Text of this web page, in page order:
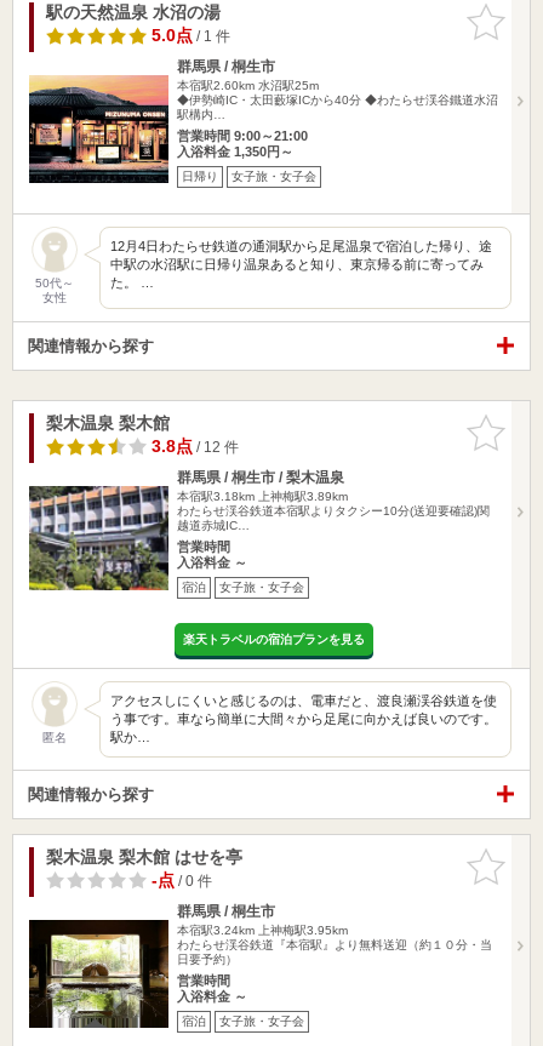
お気に入
りに追加
駅の天然温泉 水沼の湯
5.0点/ 1 件
群馬県 / 桐生市
本宿駅2.60km 水沼駅25m
◆伊勢崎IC・太田藪塚ICから40分 ◆わたらせ渓谷鐵道水沼
駅構内…
営業時間 9:00～21:00
入浴料金 1,350円～
日帰り 女子旅・女子会
50代～
女性
12月4日わたらせ鉄道の通洞駅から足尾温泉で宿泊した帰り、途
中駅の水沼駅に日帰り温泉あると知り、東京帰る前に寄ってみ
た。 …
関連情報から探す
お気に入
りに追加
梨木温泉 梨木館
3.8点/ 12 件
群馬県 / 桐生市 / 梨木温泉
本宿駅3.18km
上神梅駅3.89km
わたらせ渓谷鉄道本宿駅よりタクシー10分(送迎要確認)関
越道赤城IC…
営業時間
入浴料金 ～
宿泊 女子旅・女子会
楽天トラベルの宿泊プランを見る
匿名
アクセスしにくいと感じるのは、電車だと、渡良瀬渓谷鉄道を使
う事です。車なら簡単に大間々から足尾に向かえば良いのです。
駅か…
関連情報から探す
お気に入
りに追加
梨木温泉 梨木館 はせを亭
-点/ 0 件
群馬県 / 桐生市
本宿駅3.24km
上神梅駅3.95km
わたらせ渓谷鉄道『本宿駅』より無料送迎（約１０分・当
日要予約）
営業時間
入浴料金 ～
宿泊 女子旅・女子会